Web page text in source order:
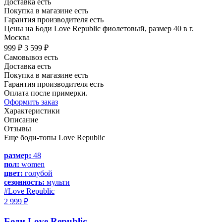
Покупка в магазине есть
Гарантия производителя есть
Цены на Боди Love Republic фиолетовый, размер 40 в г.
Москва
999 ₽ 3 599 ₽
Самовывоз есть
Доставка есть
Покупка в магазине есть
Гарантия производителя есть
Оплата после примерки.
Оформить заказ
Характеристики
Описание
Отзывы
Еще боди-топы Love Republic
размер: 48
пол: women
цвет: голубой
сезонность: мульти
#Love Republic
2 999 ₽